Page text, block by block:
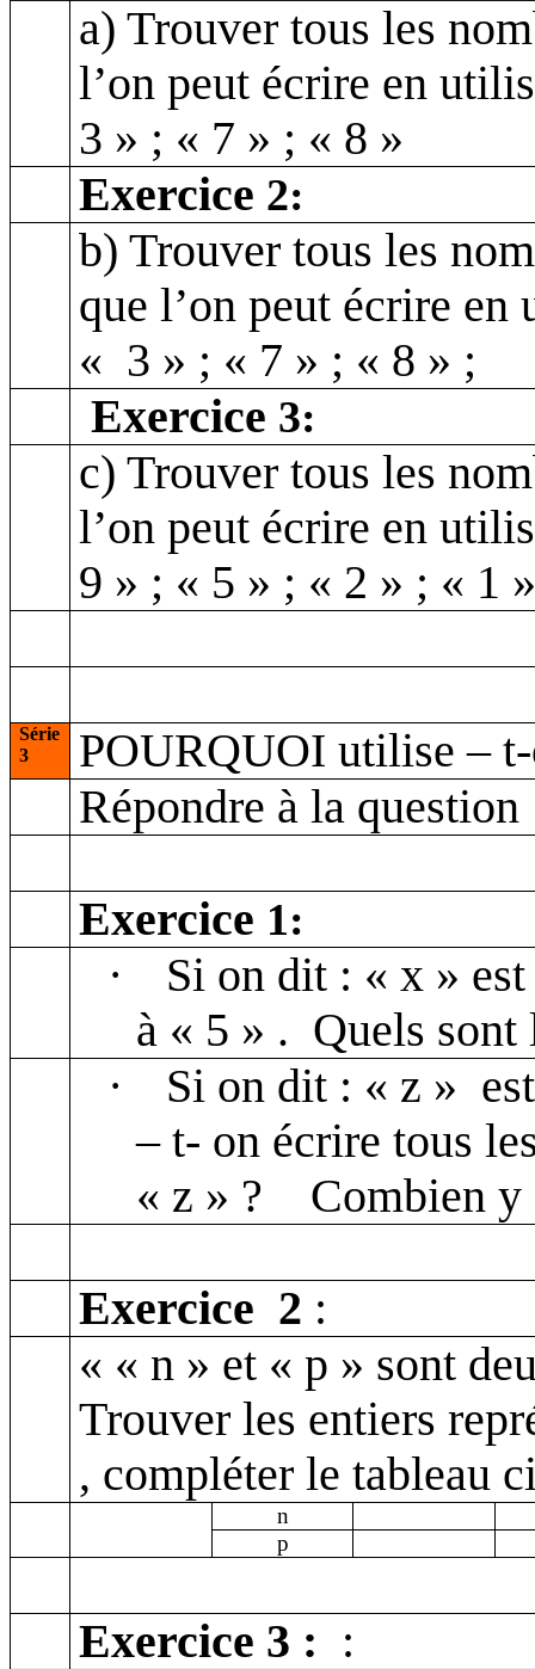
a) Trouver tous les
l’on peut écrire en
3 » ; « 7 » ; « 8 »
Exercice 2:
b) Trouver tous les
que l’on peut écrire
« 3 » ; « 7 » ; « 8 » ;
Exercice 3:
c) Trouver tous les
l’on peut écrire en
9 » ; « 5 » ; « 2 » ; « 1
Série
3
POURQUOI utilise – t-
Répondre à la question
Exercice 1:
·
Si on dit : « x »
à « 5 » . Quels sont
·
Si on dit : « z »
– t- on écrire tous
« z » ?
Combien
Exercice 2 :
« « n » et « p » sont
Trouver les entiers
, compléter le tableau
n
p
Exercice 3 : :